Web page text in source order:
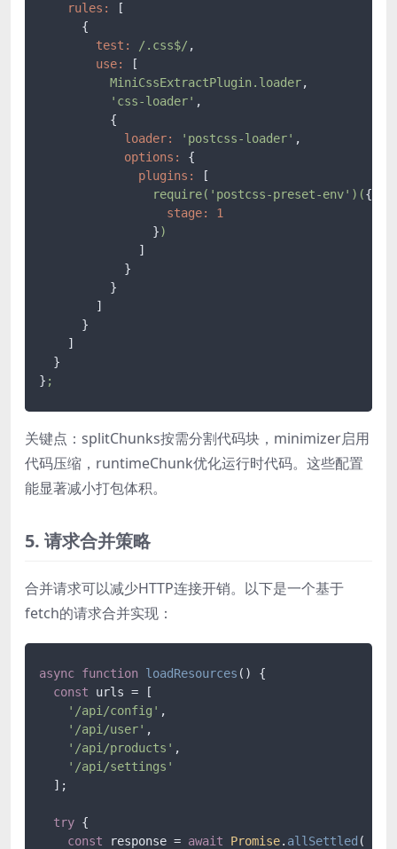
rules:
[
      {
test:
/.css$/ ,
use:
[
MiniCssExtractPlugin.loader,
'css-loader' ,
          {
loader:
'postcss-loader' ,
options:
{
plugins:
[
require('postcss-preset-env')({
stage:
1
                }
)
              ]
            }
          }
        ]
      }
    ]
  }
} ;
关键点：splitChunks按需分割代码块，minimizer启用
代码压缩，runtimeChunk优化运行时代码。这些配置
能显著减小打包体积。
5. 请求合并策略
合并请求可以减少HTTP连接开销。以下是一个基于
fetch的请求合并实现：
async function loadResources ( ) {
const urls = [
'/api/config' ,
'/api/user' ,
'/api/products' ,
'/api/settings'
  ];
try {
const response = await Promise. allSettled (